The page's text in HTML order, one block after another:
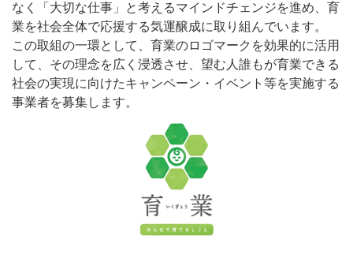
なく「大切な仕事」と考えるマインドチェンジを進め、育
業を社会全体で応援する気運醸成に取り組んでいます。
この取組の一環として、育業のロゴマークを効果的に活用
して、その理念を広く浸透させ、望む人誰もが育業できる
社会の実現に向けたキャンペーン・イベント等を実施する
事業者を募集します。